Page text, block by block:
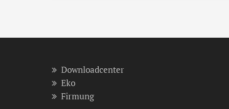
Downloadcenter
Eko
Firmung